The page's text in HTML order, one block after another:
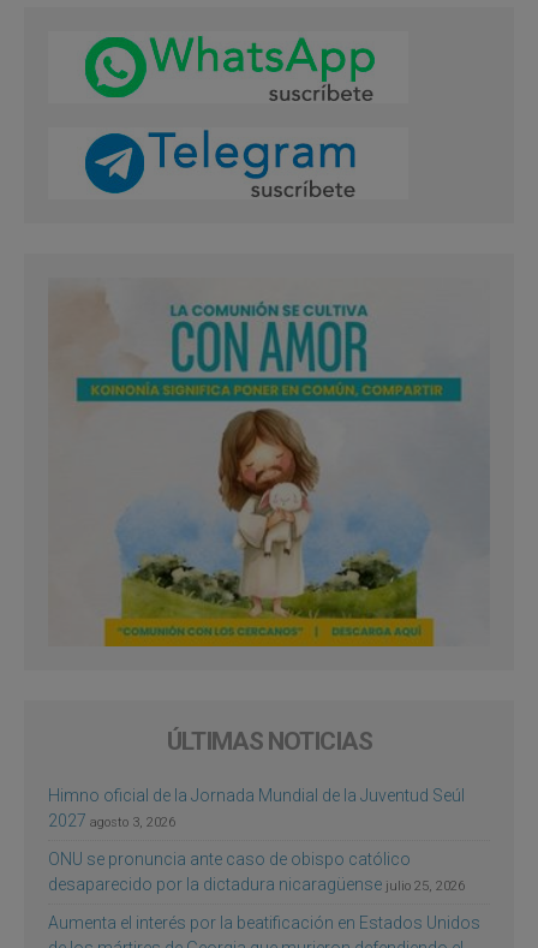
ÚLTIMAS NOTICIAS
Himno oficial de la Jornada Mundial de la Juventud Seúl
2027 agosto 3, 2026
ONU se pronuncia ante caso de obispo católico
desaparecido por la dictadura nicaragüense julio 25, 2026
Aumenta el interés por la beatificación en Estados Unidos